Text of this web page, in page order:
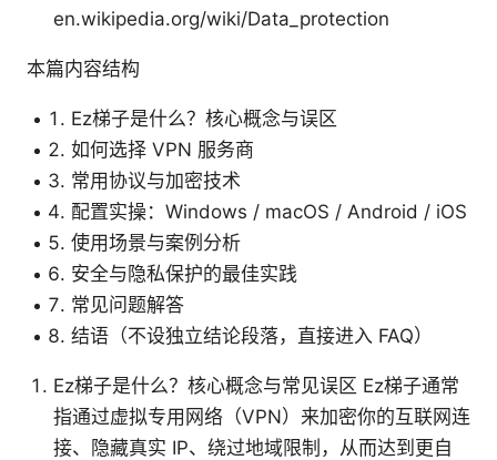
en.wikipedia.org/wiki/Data_protection
本篇内容结构
Ez梯子是什么？核心概念与误区
如何选择 VPN 服务商
常用协议与加密技术
配置实操：Windows / macOS / Android / iOS
使用场景与案例分析
安全与隐私保护的最佳实践
常见问题解答
结语（不设独立结论段落，直接进入 FAQ）
Ez梯子是什么？核心概念与常见误区 Ez梯子通常
指通过虚拟专用网络（VPN）来加密你的互联网连
接、隐藏真实 IP、绕过地域限制，从而达到更自